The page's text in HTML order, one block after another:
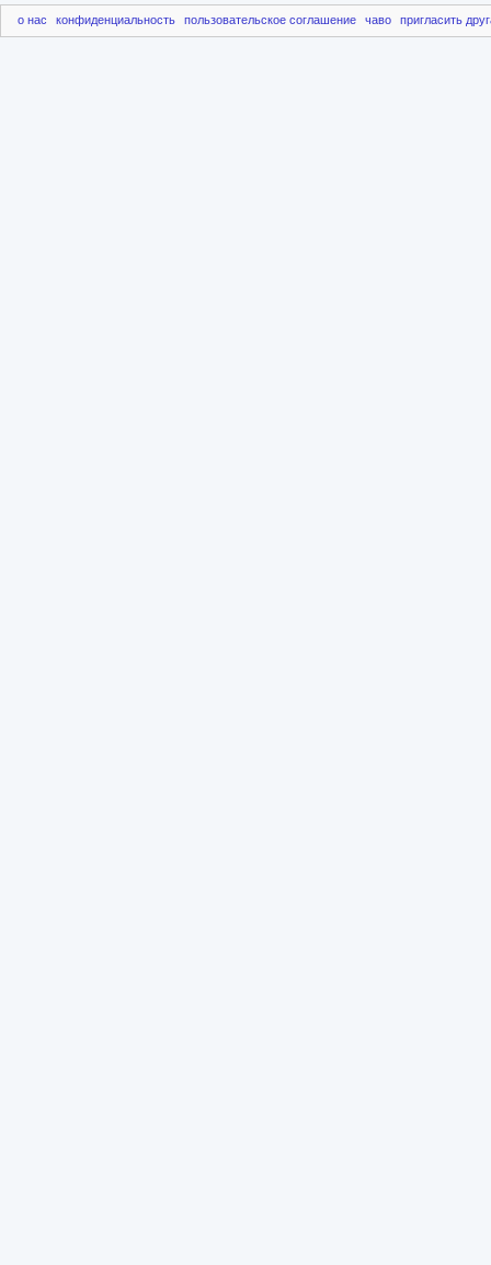
о нас конфиденциальность пользовательское соглашение чаво пригласить